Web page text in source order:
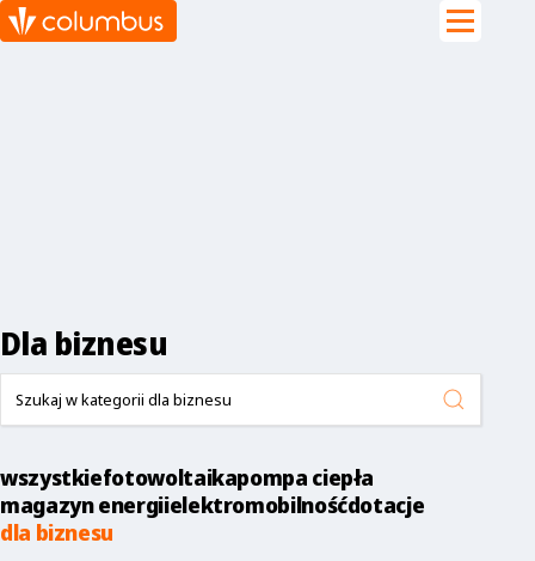
Dla biznesu
wszystkiefotowoltaikapompa ciepła
magazyn energiielektromobilnośćdotacje
dla biznesu